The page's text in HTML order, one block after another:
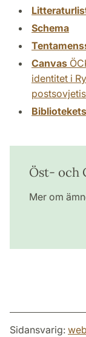
Schema
Canvas
identitet i
Öst- och
Mer om
Sidansvarig: